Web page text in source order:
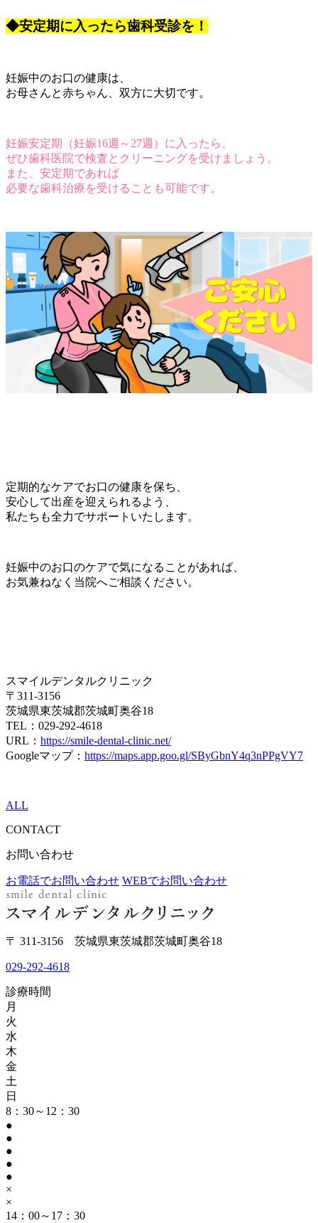
◆安定期に入ったら歯科受診を！
妊娠中のお口の健康は、
お母さんと赤ちゃん、双方に大切です。
妊娠安定期（妊娠16週～27週）に入ったら、
ぜひ歯科医院で検査とクリーニングを受けましょう。
また、安定期であれば
必要な歯科治療を受けることも可能です。
定期的なケアでお口の健康を保ち、
安心して出産を迎えられるよう、
私たちも全力でサポートいたします。
妊娠中のお口のケアで気になることがあれば、
お気兼ねなく当院へご相談ください。
スマイルデンタルクリニック
〒311-3156
茨城県東茨城郡茨城町奥谷18
TEL：029-292-4618
URL： https://smile-dental-clinic.net/
Googleマップ： https://maps.app.goo.gl/SByGbnY4q3nPPgVY7
ALL
CONTACT
お問い合わせ
お電話でお問い合わせ WEBでお問い合わせ
〒 311-3156 茨城県東茨城郡茨城町奥谷18
029-292-4618
診療時間
月
火
水
木
金
土
日
8：30～12：30
●
●
●
●
●
×
×
14：00～17：30